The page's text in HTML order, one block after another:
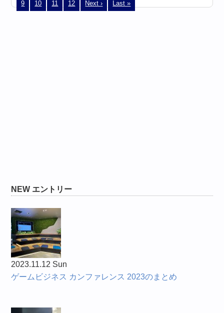
9 10 11 12 Next › Last »
NEW エントリー
2023.11.12 Sun
ゲームビジネス カンファレンス 2023のまとめ